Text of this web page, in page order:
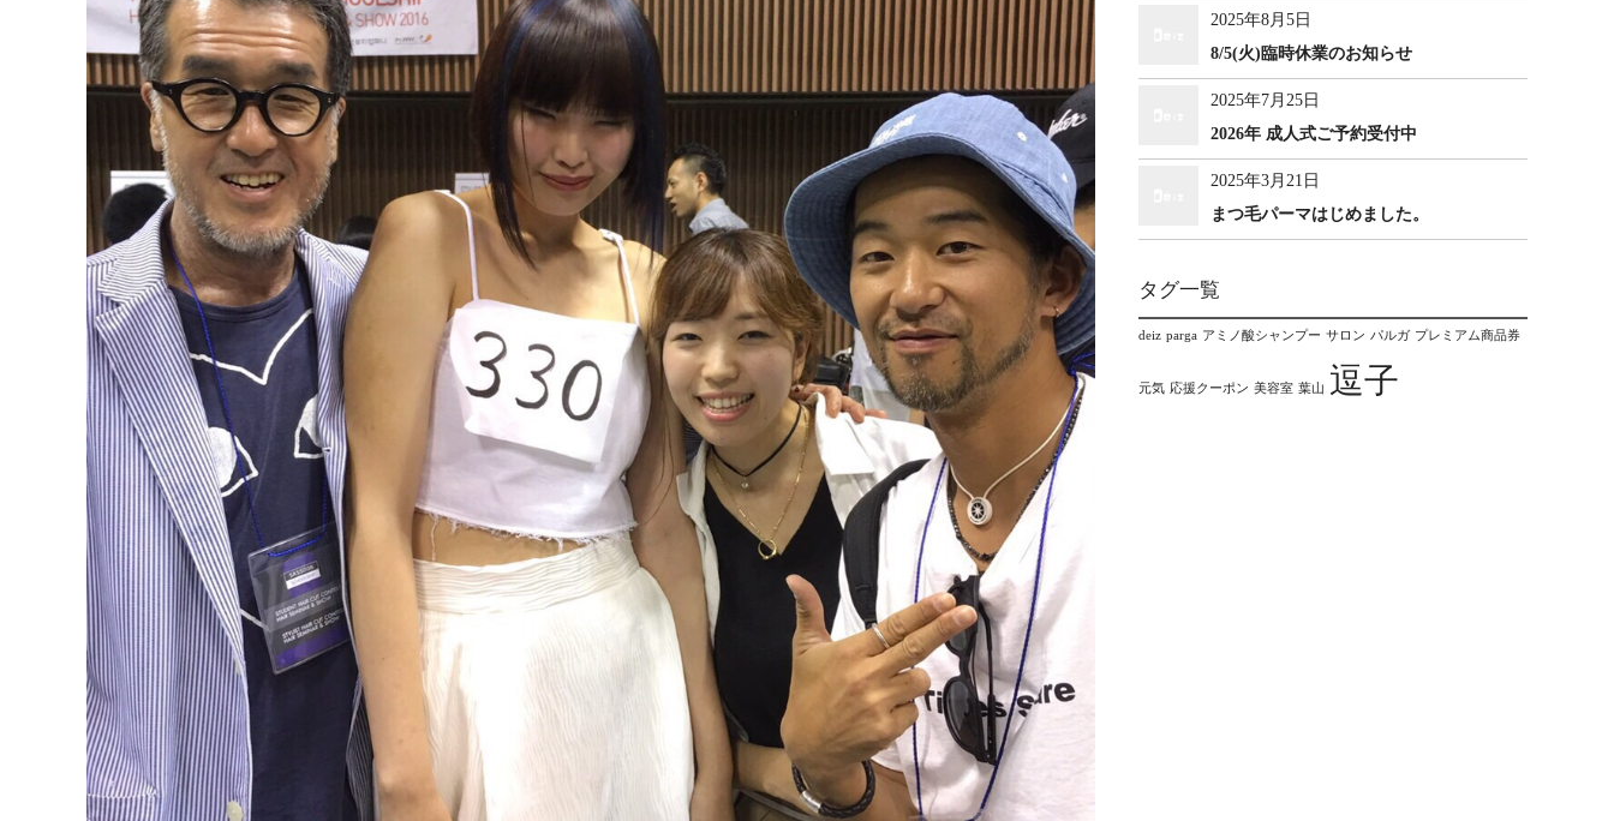
2025年8月5日
8/5(火)臨時休業のお知らせ
2025年7月25日
2026年 成人式ご予約受付中
2025年3月21日
まつ毛パーマはじめました。
タグ一覧
deiz parga アミノ酸シャンプー サロン パルガ プレミアム商品券
元気 応援クーポン 美容室 葉山 逗子